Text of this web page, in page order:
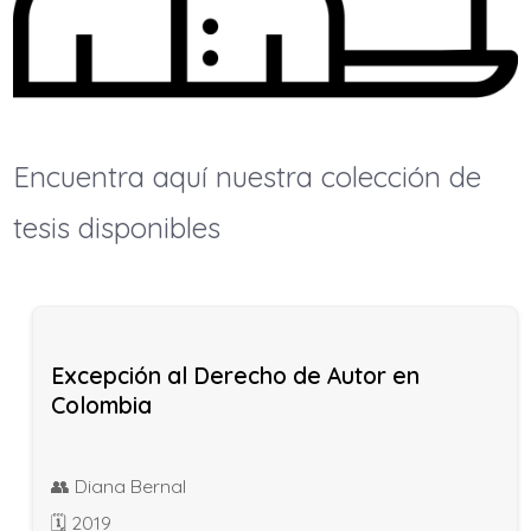
Encuentra aquí nuestra colección de
tesis disponibles
Excepción al Derecho de Autor en
Colombia
Diana Bernal
2019